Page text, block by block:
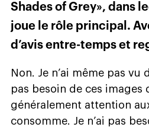
Shades of Grey», dans
joue le rôle principal.
d’avis entre-temps et
Non. Je n’ai même pas vu
pas besoin de ces images
généralement attention
consomme. Je n’ai pas